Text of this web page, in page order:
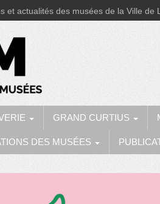
et actualités des musées de la Ville de
GRAND CURTIUS
DES MUSÉES